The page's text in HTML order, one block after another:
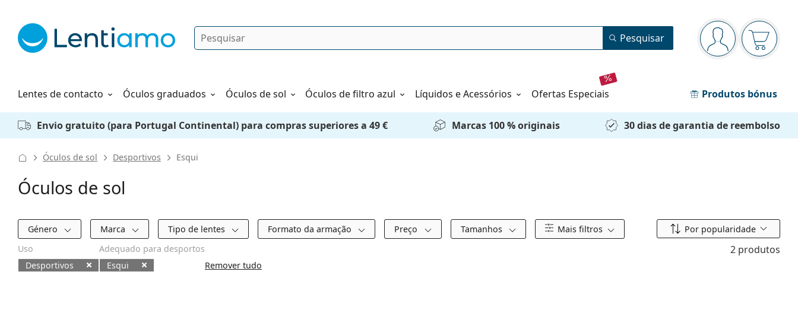
Painel de navegação
está conectado
O cesto
Pesquisar Pesquisar
Lentes de contacto
Líquidos Óculos graduados Óculos de sol Óculos de filtro azul Líquidos e Acessórios ofertas especiais Produtos bónus
Como fazer um pedido
Envio gratuito (para Portugal Continental) para compras superiores a 49 € Marcas 100 % originais 30 dias de garantia de reembolso
Óculos de sol Desportivos Esqui
Óculos de sol
Filtros
Género Marca Tipo de lentes Formato da armação Preço Tamanhos Mais filtros Ordenar por
Por popularidade
Uso
Desportivos
Adequado para desportos
Esqui
Remover tudo
2 produtos